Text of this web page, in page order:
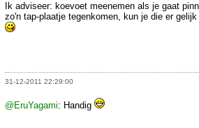
Ik adviseer: koevoet meenemen als je gaat
zo'n tap-plaatje tegenkomen, kun je die er
31-12-2011 22:29:00
@EruYagami: Handig